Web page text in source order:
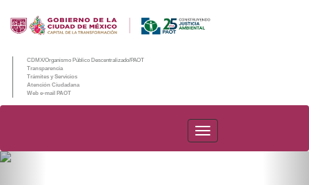
CDMX/Organismo Público Descentralizado/PAOT
Transparencia
Trámites y Servicios
Atención Ciudadana
Web e-mail PAOT
PAOT